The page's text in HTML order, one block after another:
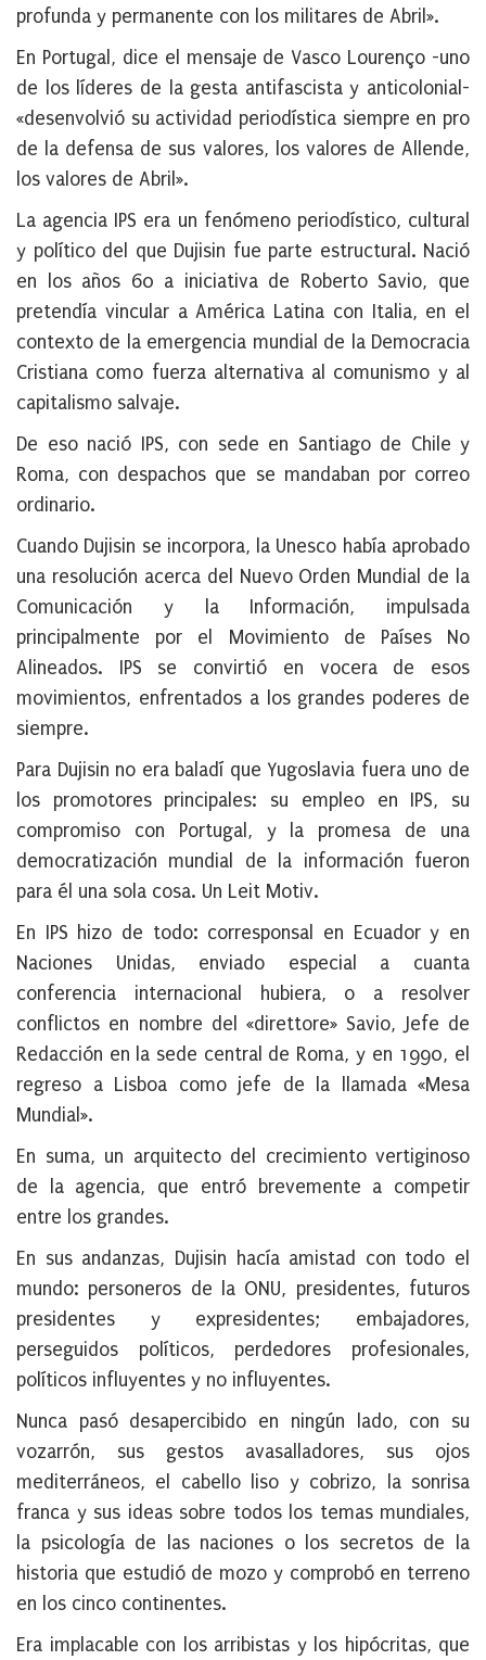
profunda y permanente con los militares de Abril».
En Portugal, dice el mensaje de Vasco Lourenço -uno
de los líderes de la gesta antifascista y anticolonial-
«desenvolvió su actividad periodística siempre en pro
de la defensa de sus valores, los valores de Allende,
los valores de Abril».
La agencia IPS era un fenómeno periodístico, cultural
y político del que Dujisin fue parte estructural. Nació
en los años 60 a iniciativa de Roberto Savio, que
pretendía vincular a América Latina con Italia, en el
contexto de la emergencia mundial de la Democracia
Cristiana como fuerza alternativa al comunismo y al
capitalismo salvaje.
De eso nació IPS, con sede en Santiago de Chile y
Roma, con despachos que se mandaban por correo
ordinario.
Cuando Dujisin se incorpora, la Unesco había aprobado
una resolución acerca del Nuevo Orden Mundial de la
Comunicación y la Información, impulsada
principalmente por el Movimiento de Países No
Alineados. IPS se convirtió en vocera de esos
movimientos, enfrentados a los grandes poderes de
siempre.
Para Dujisin no era baladí que Yugoslavia fuera uno de
los promotores principales: su empleo en IPS, su
compromiso con Portugal, y la promesa de una
democratización mundial de la información fueron
para él una sola cosa. Un Leit Motiv.
En IPS hizo de todo: corresponsal en Ecuador y en
Naciones Unidas, enviado especial a cuanta
conferencia internacional hubiera, o a resolver
conflictos en nombre del «direttore» Savio, Jefe de
Redacción en la sede central de Roma, y en 1990, el
regreso a Lisboa como jefe de la llamada «Mesa
Mundial».
En suma, un arquitecto del crecimiento vertiginoso
de la agencia, que entró brevemente a competir
entre los grandes.
En sus andanzas, Dujisin hacía amistad con todo el
mundo: personeros de la ONU, presidentes, futuros
presidentes y expresidentes; embajadores,
perseguidos políticos, perdedores profesionales,
políticos influyentes y no influyentes.
Nunca pasó desapercibido en ningún lado, con su
vozarrón, sus gestos avasalladores, sus ojos
mediterráneos, el cabello liso y cobrizo, la sonrisa
franca y sus ideas sobre todos los temas mundiales,
la psicología de las naciones o los secretos de la
historia que estudió de mozo y comprobó en terreno
en los cinco continentes.
Era implacable con los arribistas y los hipócritas, que